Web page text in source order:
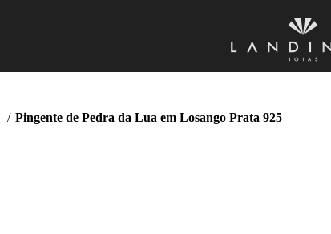
Pingente de Pedra da Lua em Losango Prata 925